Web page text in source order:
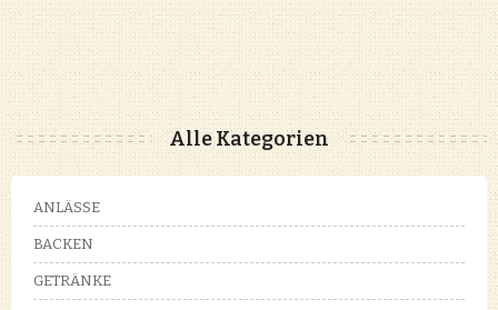
Alle Kategorien
ANLÄSSE
BACKEN
GETRÄNKE